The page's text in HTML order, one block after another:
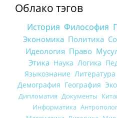
Облако тэгов
История Философия
Экономика Политика
Идеология Право
Этика Наука Логика
Языкознание Литература
Демография География
Дипломатия Документы
Информатика